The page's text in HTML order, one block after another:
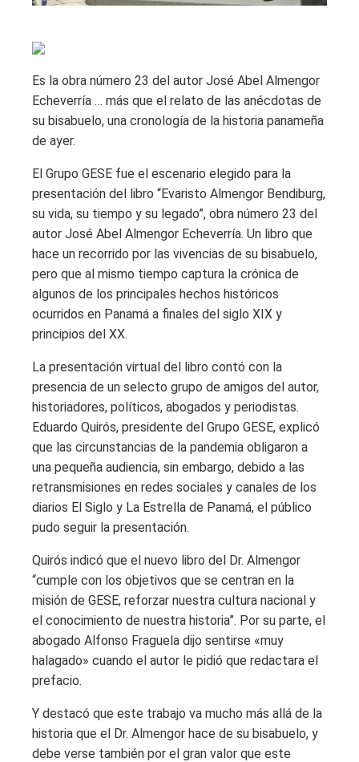
Es la obra número 23 del autor José Abel Almengor
Echeverría … más que el relato de las anécdotas de
su bisabuelo, una cronología de la historia panameña
de ayer.
El Grupo GESE fue el escenario elegido para la
presentación del libro “Evaristo Almengor Bendiburg,
su vida, su tiempo y su legado”, obra número 23 del
autor José Abel Almengor Echeverría. Un libro que
hace un recorrido por las vivencias de su bisabuelo,
pero que al mismo tiempo captura la crónica de
algunos de los principales hechos históricos
ocurridos en Panamá a finales del siglo XIX y
principios del XX.
La presentación virtual del libro contó con la
presencia de un selecto grupo de amigos del autor,
historiadores, políticos, abogados y periodistas.
Eduardo Quirós, presidente del Grupo GESE, explicó
que las circunstancias de la pandemia obligaron a
una pequeña audiencia, sin embargo, debido a las
retransmisiones en redes sociales y canales de los
diarios El Siglo y La Estrella de Panamá, el público
pudo seguir la presentación.
Quirós indicó que el nuevo libro del Dr. Almengor
“cumple con los objetivos que se centran en la
misión de GESE, reforzar nuestra cultura nacional y
el conocimiento de nuestra historia”. Por su parte, el
abogado Alfonso Fraguela dijo sentirse «muy
halagado» cuando el autor le pidió que redactara el
prefacio.
Y destacó que este trabajo va mucho más allá de la
historia que el Dr. Almengor hace de su bisabuelo, y
debe verse también por el gran valor que este